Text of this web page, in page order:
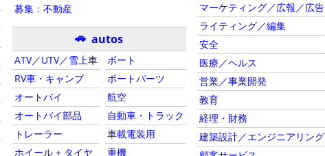
募集：不動産
🚗 autos
ATV／UTV／雪上車
RV車・キャンプ
オートバイ
オートバイ部品
トレーラー
ホイール + タイヤ
ボート
ボートパーツ
航空
自動車・トラック
車載電装用
重機
マーケティング／広報／広告
ライティング／編集
安全
医療／ヘルス
営業／事業開発
教育
経理・財務
建築設計／エンジニアリング